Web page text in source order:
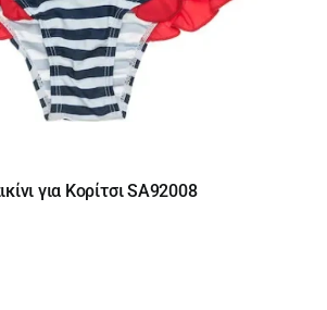
για Κορίτσι SA92008